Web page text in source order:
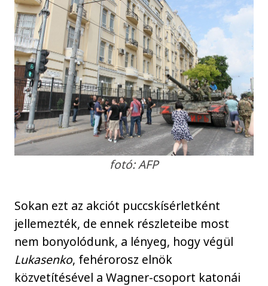
fotó: AFP
Sokan ezt az akciót puccskísérletként
jellemezték, de ennek részleteibe most
nem bonyolódunk, a lényeg, hogy végül
Lukasenko, fehérorosz elnök
közvetítésével a Wagner-csoport katonái